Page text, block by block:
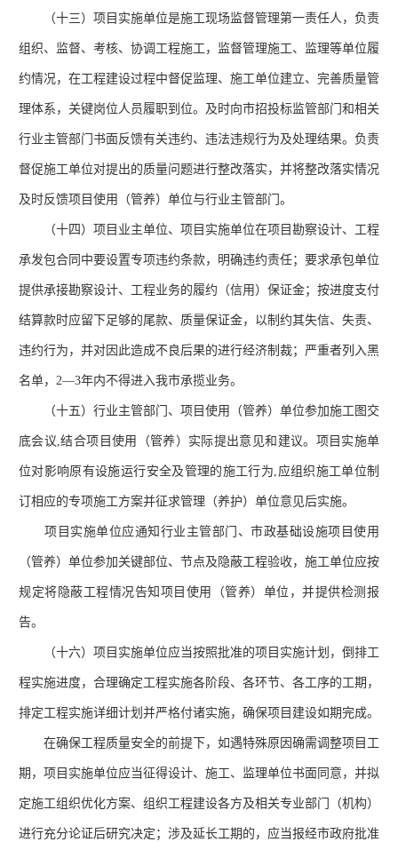
（十三）项目实施单位是施工现场监督管理第一责任人，负责
组织、监督、考核、协调工程施工，监督管理施工、监理等单位履
约情况，在工程建设过程中督促监理、施工单位建立、完善质量管
理体系，关键岗位人员履职到位。及时向市招投标监管部门和相关
行业主管部门书面反馈有关违约、违法违规行为及处理结果。负责
督促施工单位对提出的质量问题进行整改落实，并将整改落实情况
及时反馈项目使用（管养）单位与行业主管部门。
（十四）项目业主单位、项目实施单位在项目勘察设计、工程
承发包合同中要设置专项违约条款，明确违约责任；要求承包单位
提供承接勘察设计、工程业务的履约（信用）保证金；按进度支付
结算款时应留下足够的尾款、质量保证金，以制约其失信、失责、
违约行为，并对因此造成不良后果的进行经济制裁；严重者列入黑
名单， 2—3年内不得进入我市承揽业务。
（十五）行业主管部门、项目使用（管养）单位参加施工图交
底会议 ,结合项目使用（管养）实际提出意见和建议。项目实施单
位对影响原有设施运行安全及管理的施工行为,应组织施工单位制
订相应的专项施工方案并征求管理（养护）单位意见后实施。
项目实施单位应通知行业主管部门、市政基础设施项目使用
（管养）单位参加关键部位、节点及隐蔽工程验收，施工单位应按
规定将隐蔽工程情况告知项目使用（管养）单位，并提供检测报
告。
（十六）项目实施单位应当按照批准的项目实施计划，倒排工
程实施进度，合理确定工程实施各阶段、各环节、各工序的工期，
排定工程实施详细计划并严格付诸实施，确保项目建设如期完成。
在确保工程质量安全的前提下，如遇特殊原因确需调整项目工
期，项目实施单位应当征得设计、施工、监理单位书面同意，并拟
定施工组织优化方案、组织工程建设各方及相关专业部门（机构）
进行充分论证后研究决定；涉及延长工期的，应当报经市政府批准